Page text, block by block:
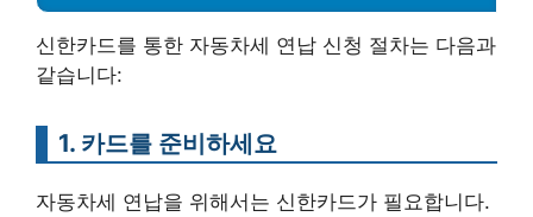
신한카드를 통한 자동차세 연납 신청 절차는 다음과
같습니다:
1. 카드를 준비하세요
자동차세 연납을 위해서는 신한카드가 필요합니다.